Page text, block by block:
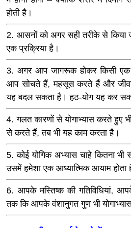
होती है।
2. आसनों को अगर सही तरीके से किया
एक प्रक्रिया है।
3. अगर आप जागरूक होकर किसी
आप सोचते हैं, महसूस करते हैं और
यह बदल सकता है। हठ-योग यह कर
4. गलत कारणों से योगाभ्यास करते हुए
से करते हैं, तब भी यह काम करता है।
5. कोई योगिक अभ्यास चाहे कितना
उसमें हमेशा एक आध्यात्मिक आयाम होता
6. आपके मस्तिष्क की गतिविधियां,
तक कि आपके वंशानुगत गुण भी